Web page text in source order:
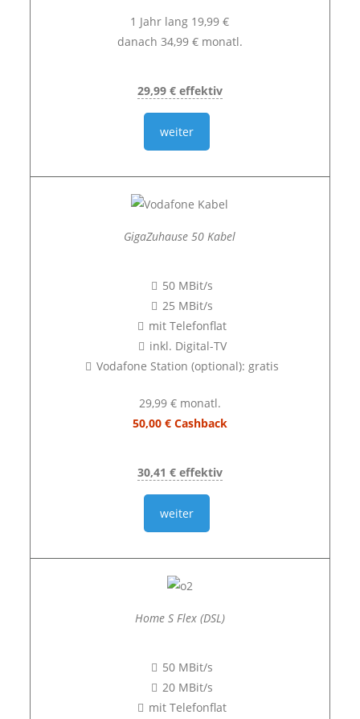
1 Jahr lang 19,99 €
danach 34,99 € monatl.
29,99 € effektiv
weiter
GigaZuhause 50 Kabel
50 MBit/s
25 MBit/s
mit Telefonflat
inkl. Digital-TV
Vodafone Station (optional): gratis
29,99 € monatl.
50,00 € Cashback
30,41 € effektiv
weiter
Home S Flex (DSL)
50 MBit/s
20 MBit/s
mit Telefonflat